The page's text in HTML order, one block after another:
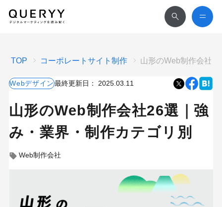
TOP コーポレートサイト制作 山形のWeb制作会社
Webデザイン最終更新日： 2025.03.11
山形のWeb制作会社26選｜強
み・業界・制作カテゴリ別
Web制作会社